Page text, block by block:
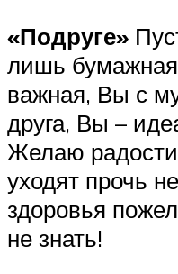
«Подруге»
лишь
важная, Вы с
друга, Вы –
Желаю
уходят прочь
здоровья
не знать!